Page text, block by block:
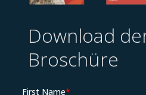
Download
Broschüre